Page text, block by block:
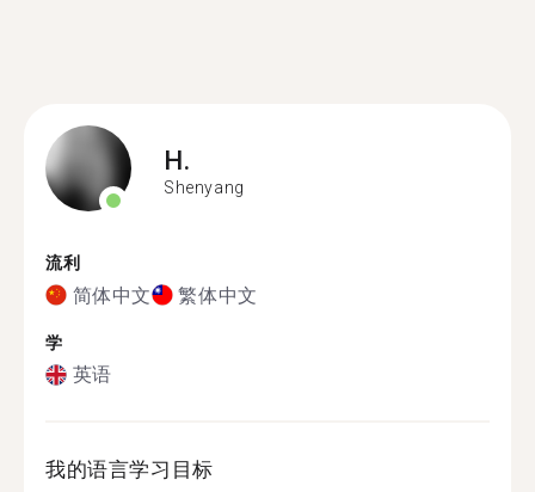
H.
Shenyang
流利
简体中文 繁体中文
学
英语
我的语言学习目标